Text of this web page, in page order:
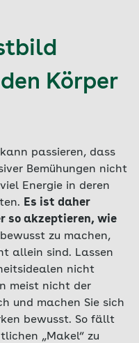
Körper
passieren, dass
Bemühungen nicht
Energie in deren
Es ist daher
so akzeptieren, wie
zu machen,
allein sind. Lassen
nicht
meist nicht der
und machen Sie sich
bewusst. So fällt
„Makel“ zu